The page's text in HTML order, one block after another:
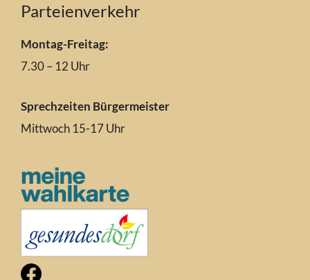
Parteienverkehr
Montag-Freitag:
7.30 – 12 Uhr
Sprechzeiten Bürgermeister
Mittwoch 15-17 Uhr